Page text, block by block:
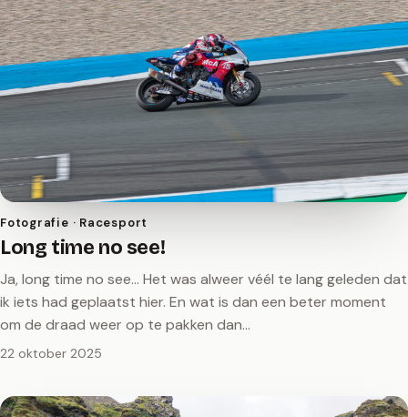
Fotografie · Racesport
Long time no see!
Ja, long time no see… Het was alweer véél te lang geleden dat
ik iets had geplaatst hier. En wat is dan een beter moment
om de draad weer op te pakken dan…
22 oktober 2025